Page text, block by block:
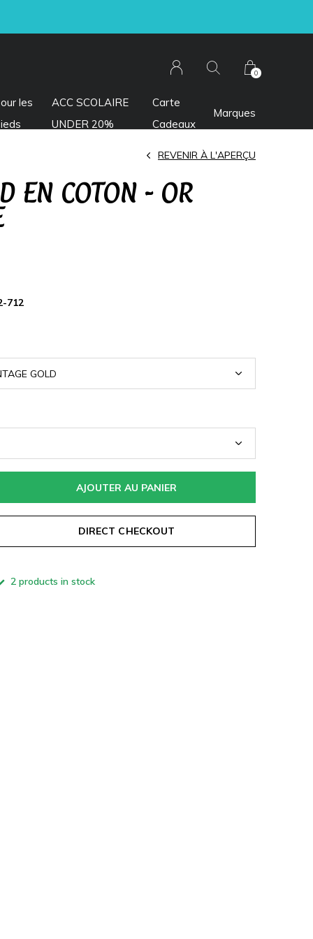
les
ACC SCOLAIRE
UNDER 20%
Carte
Cadeaux
Marques
0
EN COTON - OR
REVENIR À L'APERÇU
712
AJOUTER AU PANIER
DIRECT CHECKOUT
2 products in stock